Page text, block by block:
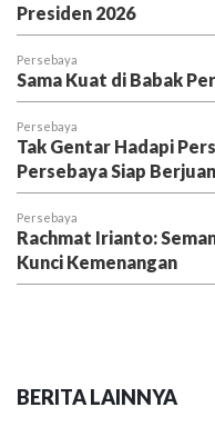
Presiden 2026
Persebaya
Sama Kuat di Babak
Persebaya
Tak Gentar Hadapi
Persebaya Siap
Persebaya
Rachmat Irianto:
Kunci Kemenangan
BERITA LAINNYA